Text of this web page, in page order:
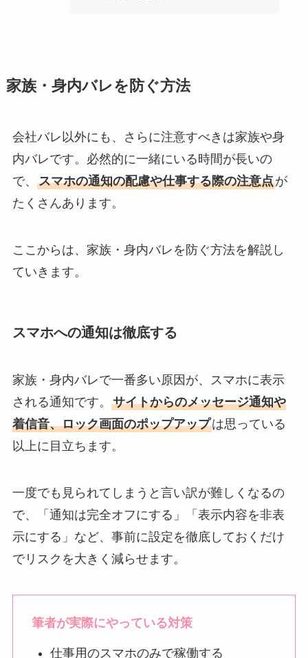
家族・身内バレを防ぐ方法
会社バレ以外にも、さらに注意すべきは家族や身
内バレです。必然的に一緒にいる時間が長いの
で、 スマホの通知の配慮や仕事する際の注意点が
たくさんあります。
ここからは、家族・身内バレを防ぐ方法を解説し
ていきます。
スマホへの通知は徹底する
家族・身内バレで一番多い原因が、スマホに表示
される通知です。 サイトからのメッセージ通知や
着信音、ロック画面のポップアップは思っている
以上に目立ちます。
一度でも見られてしまうと言い訳が難しくなるの
で、「通知は完全オフにする」「表示内容を非表
示にする」など、事前に設定を徹底しておくだけ
でリスクを大きく減らせます。
筆者が実際にやっている対策
仕事用のスマホのみで稼働する